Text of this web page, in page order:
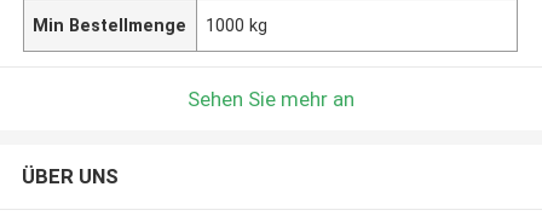
Min Bestellmenge 1000 kg
Sehen Sie mehr an
ÜBER UNS